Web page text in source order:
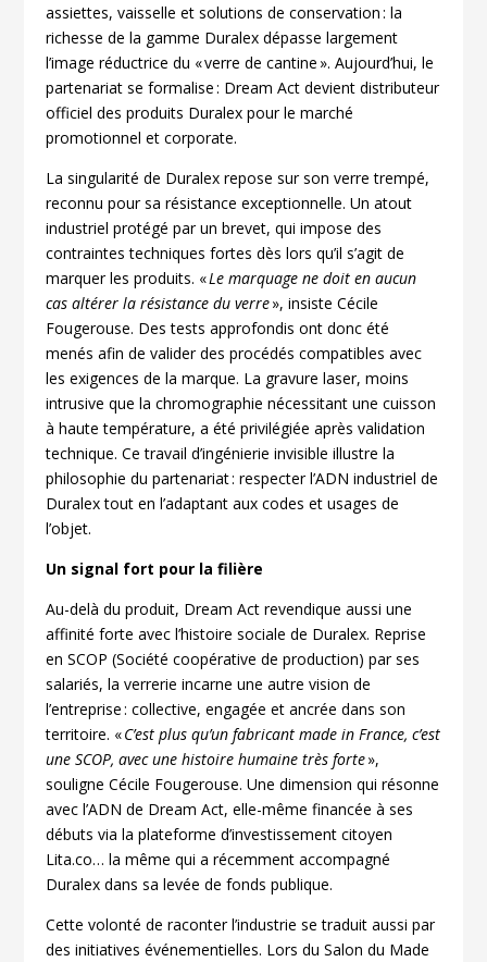
assiettes, vaisselle et solutions de conservation : la
richesse de la gamme Duralex dépasse largement
l’image réductrice du « verre de cantine ». Aujourd’hui, le
partenariat se formalise : Dream Act devient distributeur
officiel des produits Duralex pour le marché
promotionnel et corporate.
La singularité de Duralex repose sur son verre trempé,
reconnu pour sa résistance exceptionnelle. Un atout
industriel protégé par un brevet, qui impose des
contraintes techniques fortes dès lors qu’il s’agit de
marquer les produits. «Le marquage ne doit en aucun
cas altérer la résistance du verre», insiste Cécile
Fougerouse. Des tests approfondis ont donc été
menés afin de valider des procédés compatibles avec
les exigences de la marque. La gravure laser, moins
intrusive que la chromographie nécessitant une cuisson
à haute température, a été privilégiée après validation
technique. Ce travail d’ingénierie invisible illustre la
philosophie du partenariat : respecter l’ADN industriel de
Duralex tout en l’adaptant aux codes et usages de
l’objet.
Un signal fort pour la filière
Au-delà du produit, Dream Act revendique aussi une
affinité forte avec l’histoire sociale de Duralex. Reprise
en SCOP (Société coopérative de production) par ses
salariés, la verrerie incarne une autre vision de
l’entreprise : collective, engagée et ancrée dans son
territoire. «C’est plus qu’un fabricant made in France, c’est
une SCOP, avec une histoire humaine très forte»,
souligne Cécile Fougerouse. Une dimension qui résonne
avec l’ADN de Dream Act, elle-même financée à ses
débuts via la plateforme d’investissement citoyen
Lita.co… la même qui a récemment accompagné
Duralex dans sa levée de fonds publique.
Cette volonté de raconter l’industrie se traduit aussi par
des initiatives événementielles. Lors du Salon du Made